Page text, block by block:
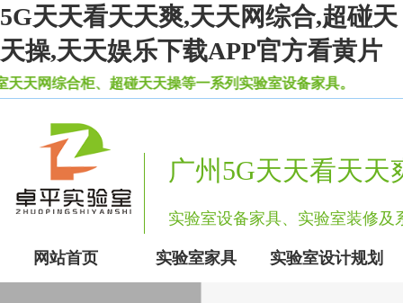
5G天天看天天爽,天天网综合,超碰天
天操,天天娱乐下载APP官方看黄片
综合柜、超碰天天操等一系列实验室设备家具。
广州5G天天看天
实验室设备家具、实验室装修
网站首页 实验室家具 实验室设计规划